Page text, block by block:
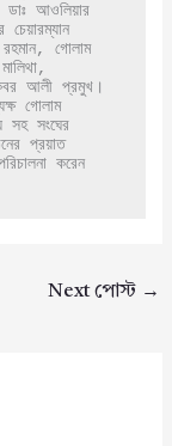
ডাঃ আওলিয়ার
গোলাম
আলী প্রমুখ।
গোলাম
সহ সংঘের
প্রয়াত
করেন
Next পোস্ট →